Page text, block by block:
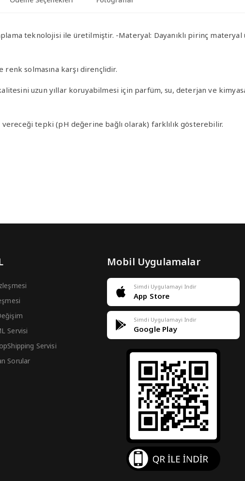
teknolojisi ile üretilmiştir. -Materyal: Dayanıklı pirinç materyal
solmasına karşı dirençlidir.
kalitesini uzun yıllar koruyabilmesi için parfüm, su, deterjan ve
vereceği tepki (pH değerine bağlı olarak) farklılık gösterebilir.
Servisi
Servisi
Sorular
Mobil Uygulamalar
Simdi Uygulamayi Indir
App Store
Simdi Uygulamayi Indir
Google Play